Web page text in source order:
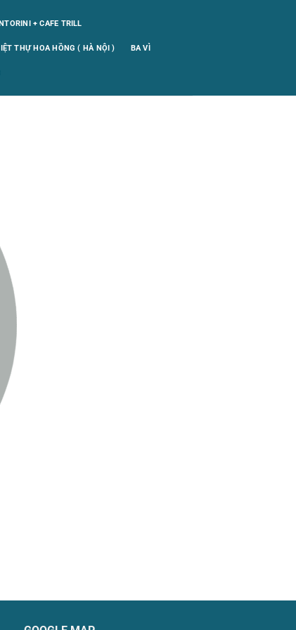
+ CAFE TRILL
THỰ HOA HỒNG ( HÀ NỘI ) BA VÌ